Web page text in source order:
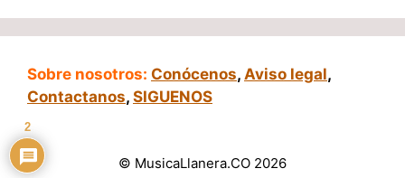
Sobre nosotros: Conócenos, Aviso legal,
Contactanos, SIGUENOS
© MusicaLlanera.CO 2026
2